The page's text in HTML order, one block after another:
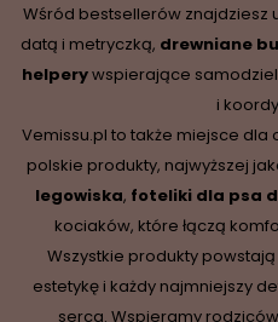
Wśród bestsellerów znajdziesz
datą i metryczką, drewniane
helperywspierające
i
Vemissu.pl to także miejsce
polskie produkty, najwyższej
legowiska, foteliki dla psa
kociaków, które łączą
Wszystkie produkty
estetykę i każdy najmniejszy
serca. Wspieramy